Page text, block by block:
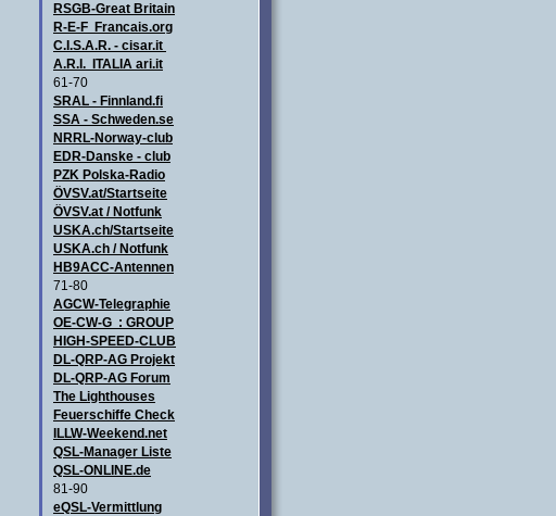
RSGB-Great Britain
R-E-F Francais.org
C.I.S.A.R. - cisar.it
A.R.I. ITALIA ari.it
61-70
SRAL - Finnland.fi
SSA - Schweden.se
NRRL-Norway-club
EDR-Danske - club
PZK Polska-Radio
ÖVSV.at/Startseite
ÖVSV.at / Notfunk
USKA.ch/Startseite
USKA.ch / Notfunk
HB9ACC-Antennen
71-80
AGCW-Telegraphie
OE-CW-G : GROUP
HIGH-SPEED-CLUB
DL-QRP-AG Projekt
DL-QRP-AG Forum
The Lighthouses
Feuerschiffe Check
ILLW-Weekend.net
QSL-Manager Liste
QSL-ONLINE.de
81-90
eQSL-Vermittlung